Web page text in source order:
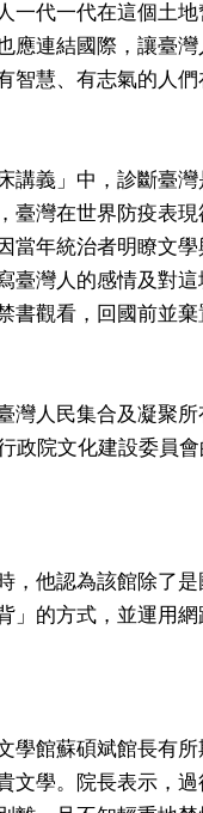
一代一代在這個土
應連結國際，讓臺
慧、有志氣的人們
講義」中，診斷臺
臺灣在世界防疫表
當年統治者明瞭文
臺灣人的感情及對
觀看，回國前並棄
灣人民集合及凝聚
政院文化建設委員
，他認為該館除了
的方式，並運用
學館蘇碩斌館長有
學。院長表示，